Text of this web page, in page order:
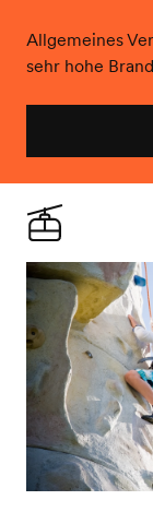
Allgemeines
sehr hohe
Live